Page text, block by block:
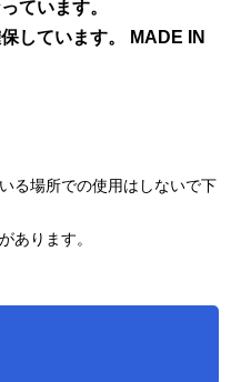
ています。
しています。 MADE IN
る場所での使用はしないで下
あります。